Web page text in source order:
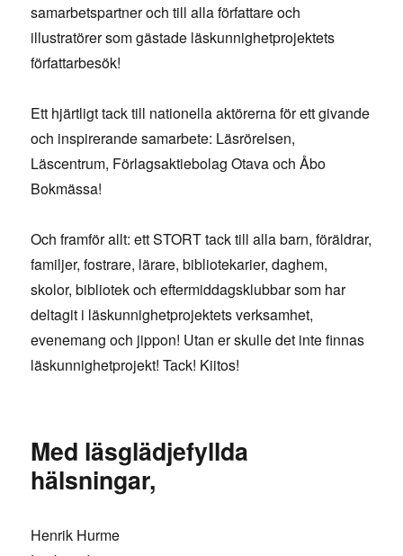
samarbetspartner och till alla författare och
illustratörer som gästade läskunnighetprojektets
författarbesök!
Ett hjärtligt tack till nationella aktörerna för ett givande
och inspirerande samarbete: Läsrörelsen,
Läscentrum, Förlagsaktiebolag Otava och Åbo
Bokmässa!
Och framför allt: ett STORT tack till alla barn, föräldrar,
familjer, fostrare, lärare, bibliotekarier, daghem,
skolor, bibliotek och eftermiddagsklubbar som har
deltagit i läskunnighetprojektets verksamhet,
evenemang och jippon! Utan er skulle det inte finnas
läskunnighetprojekt! Tack! Kiitos!
Med läsglädjefyllda
hälsningar,
Henrik Hurme